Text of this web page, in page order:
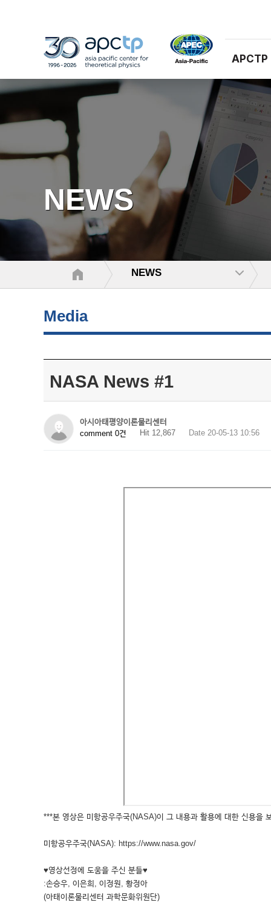
APCTP
NEWS
NEWS
Media
NASA News #1
아시아태평양이론물리센터
comment 0건
Hit 12,867 Date 20-05-13 10:56
***본 영상은 미항공우주국(NASA)이 그 내용과 활용에 대한 신용을
미항공우주국(NASA): https://www.nasa.gov/
♥영상선정에 도움을 주신 분들♥
:손승우, 이은희, 이정원, 황정아
(아태이론물리센터 과학문화위원단)